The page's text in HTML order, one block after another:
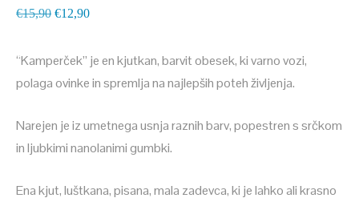
€15,90 Izvirna
je
bila:
€12,90Trenutna
je:
€12,90.
“Kamperček” je en kjutkan, barvit obesek, ki varno vozi,
polaga ovinke in spremlja na najlepših poteh življenja.
Narejen je iz umetnega usnja raznih barv, popestren s srčkom
in ljubkimi nanolanimi gumbki.
Ena kjut, luštkana, pisana, mala zadevca, ki je lahko ali krasno